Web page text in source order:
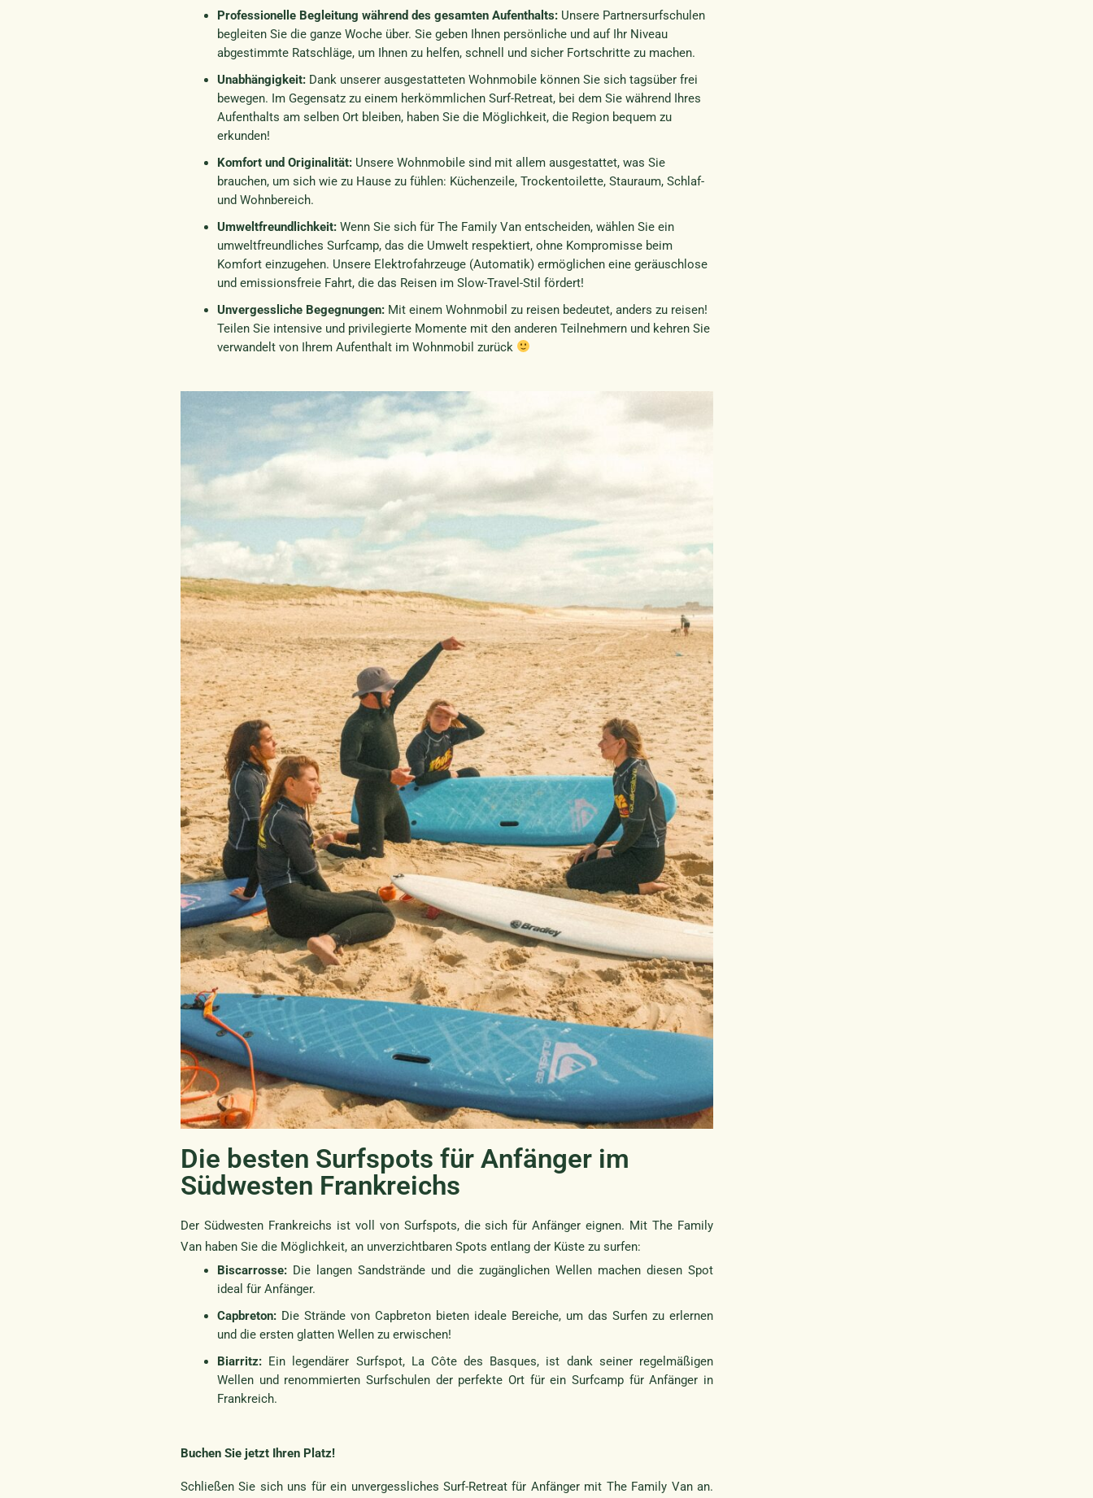
Professionelle Begleitung während des gesamten Aufenthalts: Unsere Partnersurfschulen
begleiten Sie die ganze Woche über. Sie geben Ihnen persönliche und auf Ihr Niveau
abgestimmte Ratschläge, um Ihnen zu helfen, schnell und sicher Fortschritte zu machen.
Unabhängigkeit: Dank unserer ausgestatteten Wohnmobile können Sie sich tagsüber frei
bewegen. Im Gegensatz zu einem herkömmlichen Surf-Retreat, bei dem Sie während Ihres
Aufenthalts am selben Ort bleiben, haben Sie die Möglichkeit, die Region bequem zu
erkunden!
Komfort und Originalität: Unsere Wohnmobile sind mit allem ausgestattet, was Sie
brauchen, um sich wie zu Hause zu fühlen: Küchenzeile, Trockentoilette, Stauraum, Schlaf-
und Wohnbereich.
Umweltfreundlichkeit: Wenn Sie sich für The Family Van entscheiden, wählen Sie ein
umweltfreundliches Surfcamp, das die Umwelt respektiert, ohne Kompromisse beim
Komfort einzugehen. Unsere Elektrofahrzeuge (Automatik) ermöglichen eine geräuschlose
und emissionsfreie Fahrt, die das Reisen im Slow-Travel-Stil fördert!
Unvergessliche Begegnungen: Mit einem Wohnmobil zu reisen bedeutet, anders zu reisen!
Teilen Sie intensive und privilegierte Momente mit den anderen Teilnehmern und kehren Sie
verwandelt von Ihrem Aufenthalt im Wohnmobil zurück
Die besten Surfspots für Anfänger im
Südwesten Frankreichs
Der Südwesten Frankreichs ist voll von Surfspots, die sich für Anfänger eignen. Mit The Family
Van haben Sie die Möglichkeit, an unverzichtbaren Spots entlang der Küste zu surfen:
Biscarrosse: Die langen Sandstrände und die zugänglichen Wellen machen diesen Spot
ideal für Anfänger.
Capbreton: Die Strände von Capbreton bieten ideale Bereiche, um das Surfen zu erlernen
und die ersten glatten Wellen zu erwischen!
Biarritz: Ein legendärer Surfspot, La Côte des Basques, ist dank seiner regelmäßigen
Wellen und renommierten Surfschulen der perfekte Ort für ein Surfcamp für Anfänger in
Frankreich.
Buchen Sie jetzt Ihren Platz!
Schließen Sie sich uns für ein unvergessliches Surf-Retreat für Anfänger mit The Family Van an.